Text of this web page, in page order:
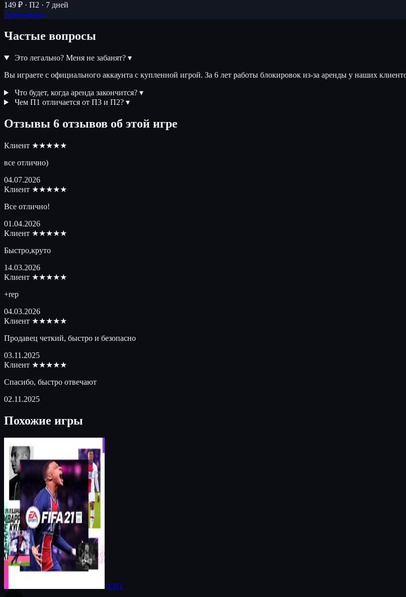
149 ₽ · П2 · 7 дней
Арендовать
Частые вопросы
Это легально? Меня не забанят? ▾
Вы играете с официального аккаунта с купленной игрой. За 6 лет работы блокировок из-за аренды у наших
Что будет, когда аренда закончится? ▾
Чем П1 отличается от П3 и П2? ▾
Отзывы 6 отзывов об этой игре
Клиент ★★★★★
все отлично)
04.07.2026
Клиент ★★★★★
Все отлично!
01.04.2026
Клиент ★★★★★
Быстро,круто
14.03.2026
Клиент ★★★★★
+rep
04.03.2026
Клиент ★★★★★
Продавец четкий, быстро и безопасно
03.11.2025
Клиент ★★★★★
Спасибо, быстро отвечают
02.11.2025
Похожие игры
ХИТ